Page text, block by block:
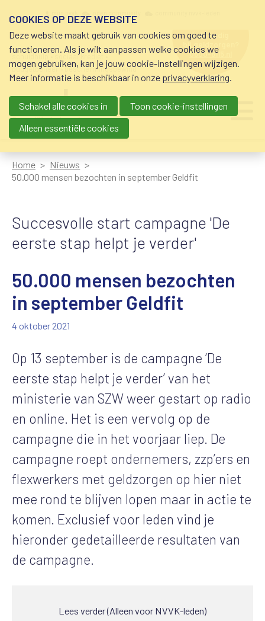
schuldhulp • sociaal krediet •
budgetbeheer • beschermingsbewind
hulp nodig
bij geldzorgen?
0800-8115.nl
Main navigation
Home
Nieuws
50.000 mensen bezochten in september Geldfit
Succesvolle start campagne 'De
eerste stap helpt je verder'
50.000 mensen bezochten
in september Geldfit
4 oktober 2021
Op 13 september is de campagne ‘De
eerste stap helpt je verder’ van het
ministerie van SZW weer gestart op radio
en online. Het is een vervolg op de
campagne die in het voorjaar liep. De
campagne roept ondernemers, zzp’ers en
flexwerkers met geldzorgen op hier niet
mee rond te blijven lopen maar in actie te
komen. Exclusief voor leden vind je
hieronder gedetailleerde resultaten van
de campagne.
Lees verder (Alleen voor NVVK-leden)
COOKIES OP DEZE WEBSITE
Deze website maakt gebruik van cookies om goed te
functioneren. Als je wilt aanpassen welke cookies we
mogen gebruiken, kan je jouw cookie-instellingen wijzigen.
Meer informatie is beschikbaar in onze privacyverklaring.
Schakel alle cookies in
Toon cookie-instellingen
Alleen essentiële cookies